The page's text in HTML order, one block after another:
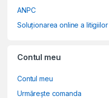
ANPC
Soluționarea online a litigiilor
Contul meu
Contul meu
Urmărește comanda